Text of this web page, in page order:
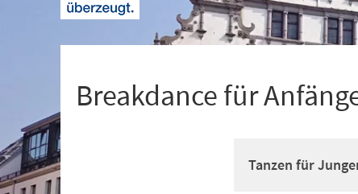
Breakdance für
Tanzen für